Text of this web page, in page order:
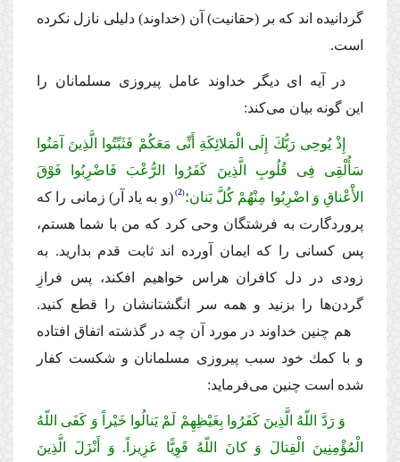
گردانیده اند كه بر (حقانیت) آن (خداوند) دلیلى نازل نكرده
است.
در آیه اى دیگر خداوند عامل پیروزى مسلمانان را
این گونه بیان مى‌كند:
إِذْ یُوحِی رَبُّكَ إِلَى الْمَلائِكَةِ أَنِّی مَعَكُمْ فَثَبِّتُوا الَّذِینَ آمَنُوا
سَأُلْقِی فِی قُلُوبِ الَّذِینَ كَفَرُوا الرُّعْبَ فَاضْرِبُوا فَوْقَ
الأَْعْناقِ وَ اضْرِبُوا مِنْهُمْ كُلَّ بَنان؛ 2 (و به یاد آر) زمانى را كه
پروردگارت به فرشتگان وحى كرد كه من با شما هستم،
پس كسانى را كه ایمان آورده اند ثابت قدم بدارید. به
زودى در دل كافران هراس خواهیم افكند، پس فرازِ
گردن‌ها را بزنید و همه سر انگشتانشان را قطع كنید.
هم چنین خداوند در مورد آن چه در گذشته اتفاق افتاده
و با كمك خود سبب پیروزى مسلمانان و شكست كفار
شده است چنین مى‌فرماید:
وَ رَدَّ اللّهُ الَّذِینَ كَفَرُوا بِغَیْظِهِمْ لَمْ یَنالُوا خَیْراً وَ كَفَى اللّهُ
الْمُؤْمِنِینَ الْقِتالَ وَ كانَ اللّهُ قَوِیًّا عَزِیزاً. وَ أَنْزَلَ الَّذِینَ